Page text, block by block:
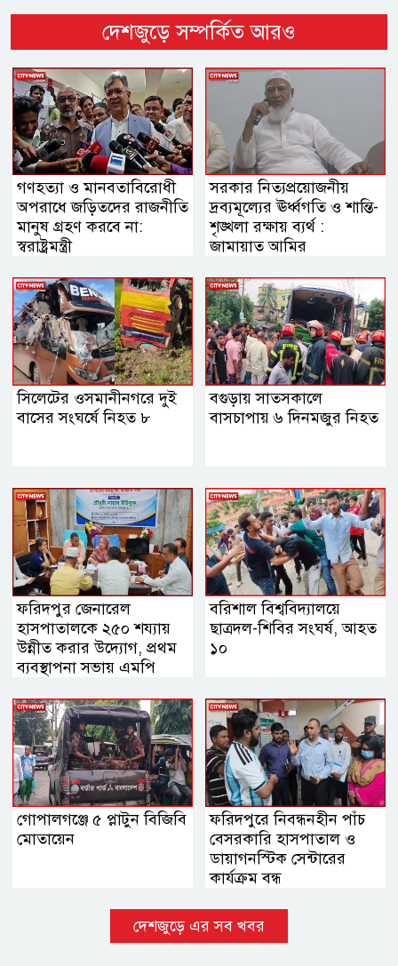
দেশজুড়ে সম্পর্কিত আরও
গণহত্যা ও মানবতাবিরোধী
অপরাধে জড়িতদের রাজনীতি
মানুষ গ্রহণ করবে না:
স্বরাষ্ট্রমন্ত্রী
সরকার নিত্যপ্রয়োজনীয়
দ্রব্যমূল্যের ঊর্ধ্বগতি ও শান্তি-
শৃঙ্খলা রক্ষায় ব্যর্থ :
জামায়াত আমির
সিলেটের ওসমানীনগরে দুই
বাসের সংঘর্ষে নিহত ৮
বগুড়ায় সাতসকালে
বাসচাপায় ৬ দিনমজুর নিহত
ফরিদপুর জেনারেল
হাসপাতালকে ২৫০ শয্যায়
উন্নীত করার উদ্যোগ, প্রথম
ব্যবস্থাপনা সভায় এমপি
বরিশাল বিশ্ববিদ্যালয়ে
ছাত্রদল-শিবির সংঘর্ষ, আহত
১০
গোপালগঞ্জে ৫ প্লাটুন বিজিবি
মোতায়েন
ফরিদপুরে নিবন্ধনহীন পাঁচ
বেসরকারি হাসপাতাল ও
ডায়াগনস্টিক সেন্টারের
কার্যক্রম বন্ধ
দেশজুড়ে এর সব খবর